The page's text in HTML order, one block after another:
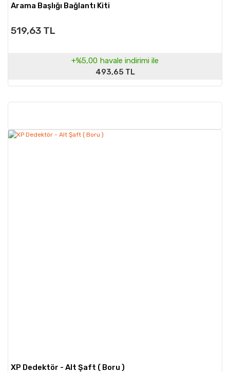
Arama Başlığı Bağlantı Kiti
519,63 TL
+%5,00 havale indirimi ile
493,65 TL
XP Dedektör - Alt Şaft ( Boru )